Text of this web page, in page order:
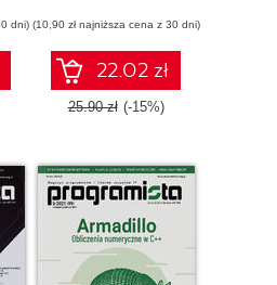
dni) (10,90 zł najniższa cena z 30 dni)
22.02 zł
25.90 zł (-15%)